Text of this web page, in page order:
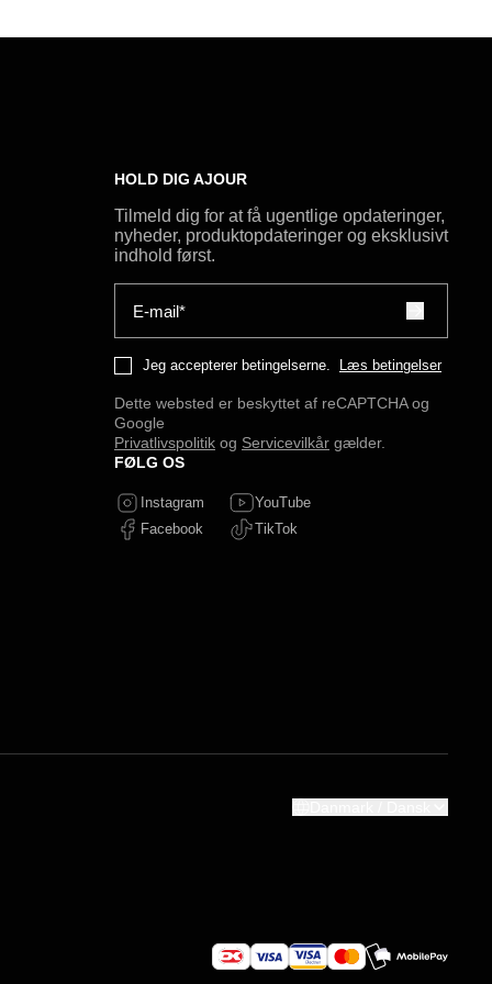
FØLG OS
Instagram
YouTube
Facebook
TikTok
HOLD DIG AJOUR
Tilmeld dig for at få ugentlige opdateringer,
nyheder, produktopdateringer og eksklusivt
indhold først.
E-mail*
Jeg accepterer betingelserne. Læs betingelser
Dette websted er beskyttet af reCAPTCHA og
Google
Privatlivspolitik og Servicevilkår gælder.